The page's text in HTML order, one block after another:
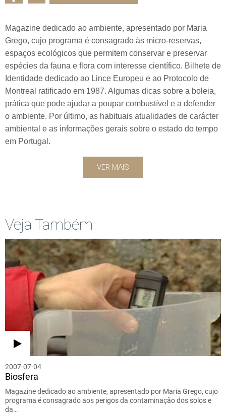
Magazine dedicado ao ambiente, apresentado por Maria
Grego, cujo programa é consagrado às micro-reservas,
espaços ecológicos que permitem conservar e preservar
espécies da fauna e flora com interesse científico. Bilhete de
Identidade dedicado ao Lince Europeu e ao Protocolo de
Montreal ratificado em 1987. Algumas dicas sobre a boleia,
prática que pode ajudar a poupar combustível e a defender
o ambiente. Por último, as habituais atualidades de carácter
ambiental e as informações gerais sobre o estado do tempo
em Portugal.
VER MAIS
Veja Também
2007-07-04
Biosfera
Magazine dedicado ao ambiente, apresentado por Maria Grego, cujo
programa é consagrado aos perigos da contaminação dos solos e
da…